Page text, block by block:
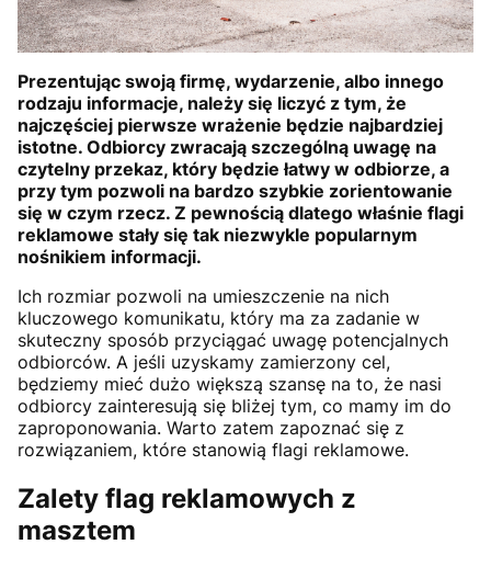
Prezentując swoją firmę, wydarzenie, albo innego
rodzaju informacje, należy się liczyć z tym, że
najczęściej pierwsze wrażenie będzie najbardziej
istotne. Odbiorcy zwracają szczególną uwagę na
czytelny przekaz, który będzie łatwy w odbiorze, a
przy tym pozwoli na bardzo szybkie zorientowanie
się w czym rzecz. Z pewnością dlatego właśnie flagi
reklamowe stały się tak niezwykle popularnym
nośnikiem informacji.
Ich rozmiar pozwoli na umieszczenie na nich
kluczowego komunikatu, który ma za zadanie w
skuteczny sposób przyciągać uwagę potencjalnych
odbiorców. A jeśli uzyskamy zamierzony cel,
będziemy mieć dużo większą szansę na to, że nasi
odbiorcy zainteresują się bliżej tym, co mamy im do
zaproponowania. Warto zatem zapoznać się z
rozwiązaniem, które stanowią flagi reklamowe.
Zalety flag reklamowych z
masztem